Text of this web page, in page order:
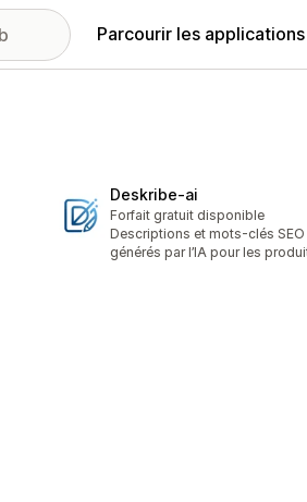
Parcourir les applications
Deskribe‑ai
Forfait gratuit disponible
Descriptions et mots-clés SEO
générés par l’IA pour les